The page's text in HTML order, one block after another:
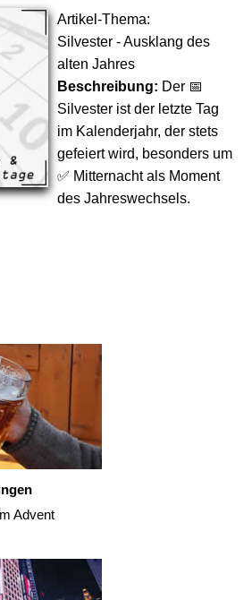
Artikel-Thema:
Silvester - Ausklang des
alten Jahres
Beschreibung: Der 📅
Silvester ist der letzte Tag
im Kalenderjahr, der stets
gefeiert wird, besonders um
✅ Mitternacht als Moment
des Jahreswechsels.
Advent